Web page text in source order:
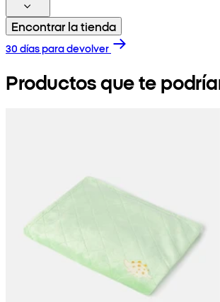
Encontrar la tienda
30 días para devolver
Productos que te